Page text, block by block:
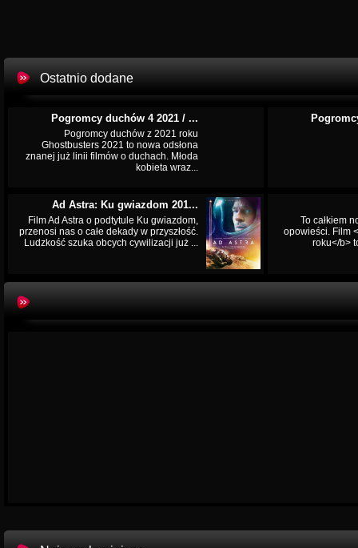
Ostatnio dodane
Pogromcy duchów 4 2021 / ...
Pogromcy duchów z 2021 roku
Ghostbusters 2021 to nowa odsłona
znanej już linii filmów o duchach. Młoda
kobieta wraz...
Ad Astra: Ku gwiazdom 201...
Film Ad Astra o podtytule Ku gwiazdom,
przenosi nas o całe dekady w przyszłość.
Ludzkość szuka obcych cywilizacji już ...
To całkiem
opowieści. Film
roku</b>